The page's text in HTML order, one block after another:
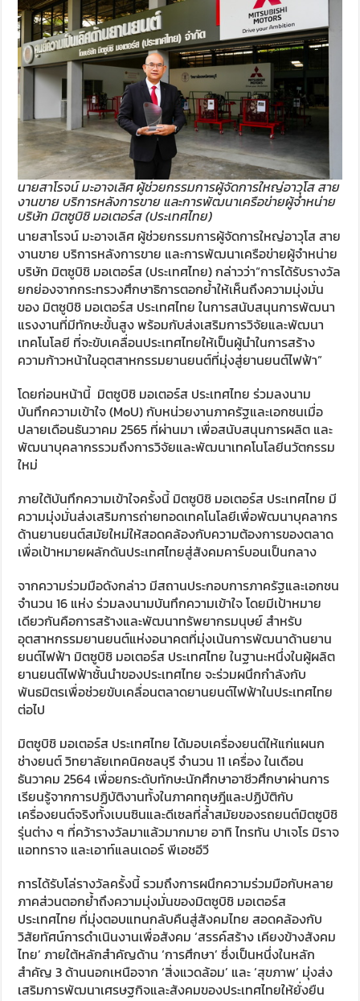
นายสาโรจน์ มะอาจเลิศ ผู้ช่วยกรรมการผู้จัดการใหญ่อาวุโส สาย
งานขาย บริการหลังการขาย และการพัฒนาเครือข่ายผู้จำหน่าย
บริษัท มิตซูบิชิ มอเตอร์ส (ประเทศไทย)
นายสาโรจน์ มะอาจเลิศ ผู้ช่วยกรรมการผู้จัดการใหญ่อาวุโส สาย
งานขาย บริการหลังการขาย และการพัฒนาเครือข่ายผู้จำหน่าย
บริษัท มิตซูบิชิ มอเตอร์ส (ประเทศไทย) กล่าวว่า“การได้รับรางวัล
ยกย่องจากกระทรวงศึกษาธิการตอกย้ำให้เห็นถึงความมุ่งมั่น
ของ มิตซูบิชิ มอเตอร์ส ประเทศไทย ในการสนับสนุนการพัฒนา
แรงงานที่มีทักษะขั้นสูง พร้อมกับส่งเสริมการวิจัยและพัฒนา
เทคโนโลยี ที่จะขับเคลื่อนประเทศไทยให้เป็นผู้นำในการสร้าง
ความก้าวหน้าในอุตสาหกรรมยานยนต์ที่มุ่งสู่ยานยนต์ไฟฟ้า”
โดยก่อนหน้านี้ มิตซูบิชิ มอเตอร์ส ประเทศไทย ร่วมลงนาม
บันทึกความเข้าใจ (MoU) กับหน่วยงานภาครัฐและเอกชนเมื่อ
ปลายเดือนธันวาคม 2565 ที่ผ่านมา เพื่อสนับสนุนการผลิต และ
พัฒนาบุคลากรรวมถึงการวิจัยและพัฒนาเทคโนโลยีนวัตกรรม
ใหม่
ภายใต้บันทึกความเข้าใจครั้งนี้ มิตซูบิชิ มอเตอร์ส ประเทศไทย มี
ความมุ่งมั่นส่งเสริมการถ่ายทอดเทคโนโลยีเพื่อพัฒนาบุคลากร
ด้านยานยนต์สมัยใหม่ให้สอดคล้องกับความต้องการของตลาด
เพื่อเป้าหมายผลักดันประเทศไทยสู่สังคมคาร์บอนเป็นกลาง
จากความร่วมมือดังกล่าว มีสถานประกอบการภาครัฐและเอกชน
จำนวน 16 แห่ง ร่วมลงนามบันทึกความเข้าใจ โดยมีเป้าหมาย
เดียวกันคือการสร้างและพัฒนาทรัพยากรมนุษย์ สำหรับ
อุตสาหกรรมยานยนต์แห่งอนาคตที่มุ่งเน้นการพัฒนาด้านยาน
ยนต์ไฟฟ้า มิตซูบิชิ มอเตอร์ส ประเทศไทย ในฐานะหนึ่งในผู้ผลิต
ยานยนต์ไฟฟ้าชั้นนำของประเทศไทย จะร่วมผนึกกำลังกับ
พันธมิตรเพื่อช่วยขับเคลื่อนตลาดยานยนต์ไฟฟ้าในประเทศไทย
ต่อไป
มิตซูบิชิ มอเตอร์ส ประเทศไทย ได้มอบเครื่องยนต์ให้แก่แผนก
ช่างยนต์ วิทยาลัยเทคนิคชลบุรี จำนวน 11 เครื่อง ในเดือน
ธันวาคม 2564 เพื่อยกระดับทักษะนักศึกษาอาชีวศึกษาผ่านการ
เรียนรู้จากการปฏิบัติงานทั้งในภาคทฤษฎีและปฏิบัติกับ
เครื่องยนต์จริงทั้งเบนซินและดีเซลที่ล้ำสมัยของรถยนต์มิตซูบิชิ
รุ่นต่าง ๆ ที่คว้ารางวัลมาแล้วมากมาย อาทิ ไทรทัน ปาเจโร มิราจ
แอททราจ และเอาท์แลนเดอร์ พีเอชอีวี
การได้รับโล่รางวัลครั้งนี้ รวมถึงการผนึกความร่วมมือกับหลาย
ภาคส่วนตอกย้ำถึงความมุ่งมั่นของมิตซูบิชิ มอเตอร์ส
ประเทศไทย ที่มุ่งตอบแทนกลับคืนสู่สังคมไทย สอดคล้องกับ
วิสัยทัศน์การดำเนินงานเพื่อสังคม ‘สรรค์สร้าง เคียงข้างสังคม
ไทย’ ภายใต้หลักสำคัญด้าน ‘การศึกษา’ ซึ่งเป็นหนึ่งในหลัก
สำคัญ 3 ด้านนอกเหนือจาก ‘สิ่งแวดล้อม’ และ ‘สุขภาพ’ มุ่งส่ง
เสริมการพัฒนาเศรษฐกิจและสังคมของประเทศไทยให้ยั่งยืน